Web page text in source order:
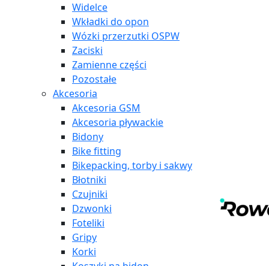
Widelce
Wkładki do opon
Wózki przerzutki OSPW
Zaciski
Zamienne części
Pozostałe
Akcesoria
Akcesoria GSM
Akcesoria pływackie
Bidony
Bike fitting
Bikepacking, torby i sakwy
Błotniki
Czujniki
Dzwonki
Foteliki
Gripy
Korki